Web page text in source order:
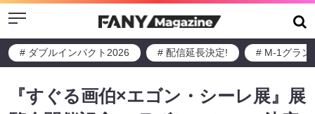
Menu
# ダブルインパクト2026 # 配信延長決定! # M-1グラン
『すぐる画伯×エゴン・シーレ展』展